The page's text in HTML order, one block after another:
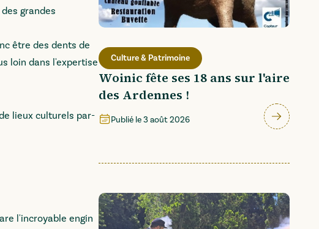
grandes
être des dents de
loin dans l'expertise
lieux culturels par-
l'incroyable engin
Culture & Patrimoine
Woinic fête ses 18 ans sur l'aire
des Ardennes !
Publié le3 août 2026